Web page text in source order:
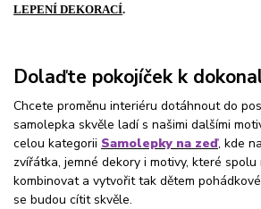
LEPENÍ DEKORACÍ.
Dolaďte pokojíček k
Chcete proměnu interiéru dotáhnout do
samolepka skvěle ladí s našimi dalšími
celou kategorii Samolepky na zeď, kde
zvířátka, jemné dekory i motivy, které
kombinovat a vytvořit tak dětem
se budou cítit skvěle.